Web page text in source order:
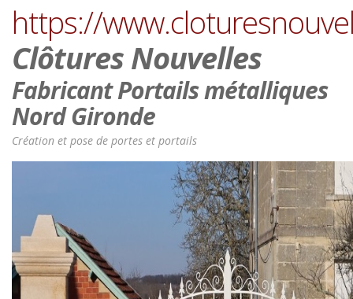
https://
Clôtures Nouvelles
Fabricant Portails métalliques
Nord Gironde
Création et pose de portes et portails